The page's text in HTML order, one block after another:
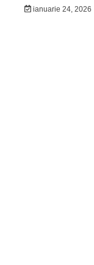
ianuarie 24, 2026